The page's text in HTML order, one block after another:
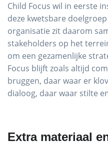
Child Focus wil in eerste
deze kwetsbare
organisatie zit daarom
stakeholders op het
om een gezamenlijke
Focus blijft zoals altijd
bruggen, daar waar er
dialoog, daar waar stilte
Extra materiaal